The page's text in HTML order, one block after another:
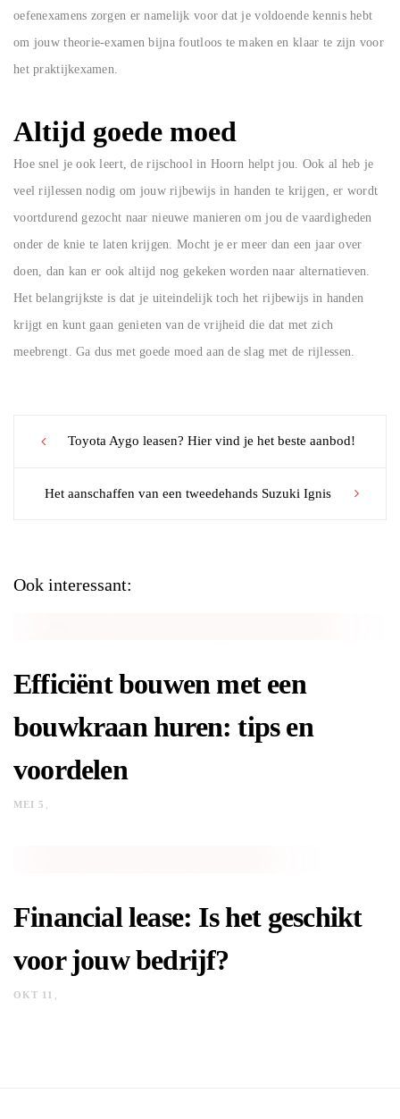
oefenexamens zorgen er namelijk voor dat je voldoende kennis hebt
om jouw theorie-examen bijna foutloos te maken en klaar te zijn voor
het praktijkexamen.
Altijd goede moed
Hoe snel je ook leert, de rijschool in Hoorn helpt jou. Ook al heb je
veel rijlessen nodig om jouw rijbewijs in handen te krijgen, er wordt
voortdurend gezocht naar nieuwe manieren om jou de vaardigheden
onder de knie te laten krijgen. Mocht je er meer dan een jaar over
doen, dan kan er ook altijd nog gekeken worden naar alternatieven.
Het belangrijkste is dat je uiteindelijk toch het rijbewijs in handen
krijgt en kunt gaan genieten van de vrijheid die dat met zich
meebrengt. Ga dus met goede moed aan de slag met de rijlessen.
Post
Toyota Aygo leasen? Hier vind je het beste aanbod!
Het aanschaffen van een tweedehands Suzuki Ignis
Ook interessant:
Efficiënt bouwen met een
bouwkraan huren: tips en
voordelen
MEI 5
Financial lease: Is het geschikt
voor jouw bedrijf?
OKT 11